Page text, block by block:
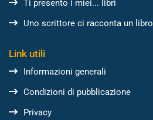
Ti presento i miei... libri
Uno scrittore ci racconta un libro
Link utili
Informazioni generali
Condizioni di pubblicazione
Privacy